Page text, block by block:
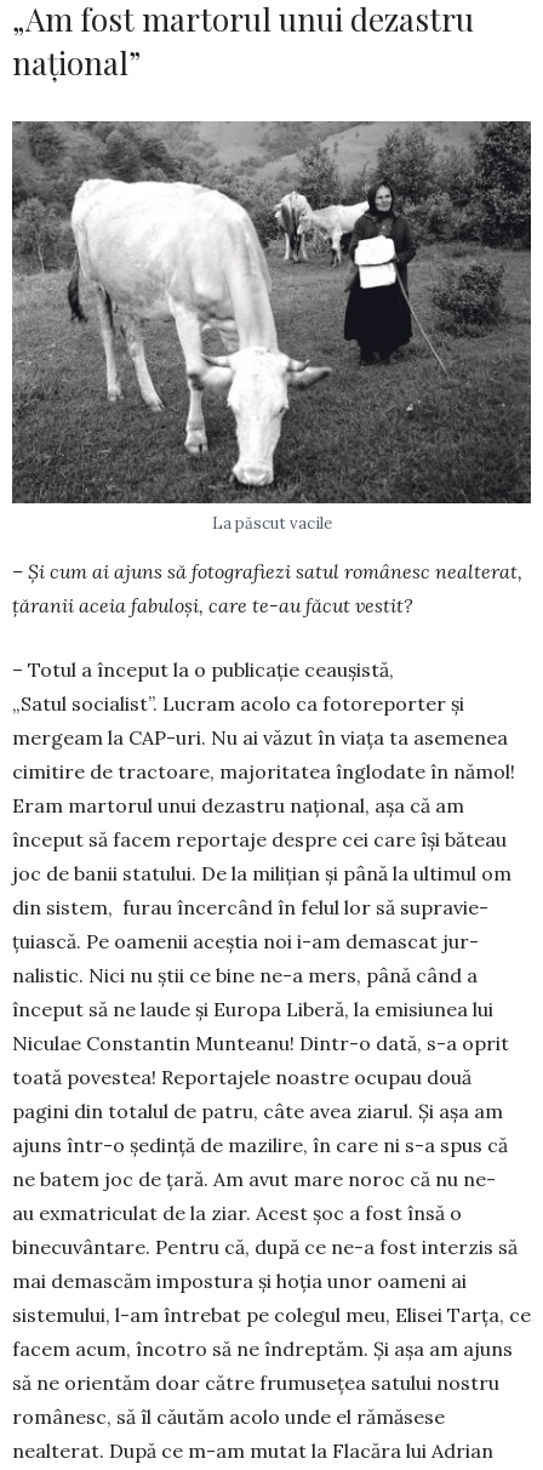
„Am fost martorul unui dezastru
național”
La păscut vacile
– Și cum ai ajuns să fotografiezi satul românesc nealterat,
țăranii aceia fabu­loși, care te-au făcut vestit?
– Totul a început la o publicație ceau­șistă,
„Satul socialist”. Lucram acolo ca fotoreporter și
mergeam la CAP-uri. Nu ai văzut în viața ta aseme­nea
cimitire de tractoare, majoritatea înglo­date în nămol!
Eram martorul unui dezastru național, așa că am
început să facem reportaje despre cei care își băteau
joc de banii statului. De la milițian și până la ultimul om
din sistem, furau încercând în felul lor să supravie­
țuiască. Pe oamenii aceștia noi i-am demascat jur­
nalistic. Nici nu știi ce bine ne-a mers, până când a
început să ne laude și Europa Liberă, la emisiunea lui
Niculae Constantin Munteanu! Dintr-o dată, s-a oprit
toată povestea! Reportajele noastre ocupau două
pagini din totalul de patru, câte avea ziarul. Și așa am
ajuns într-o ședință de mazilire, în care ni s-a spus că
ne batem joc de țară. Am avut mare noroc că nu ne-
au exmatriculat de la ziar. Acest șoc a fost însă o
binecuvântare. Pentru că, după ce ne-a fost interzis să
mai demascăm impostura și hoția unor oameni ai
sistemului, l-am întrebat pe colegul meu, Elisei Tarța, ce
facem acum, încotro să ne în­dreptăm. Și așa am ajuns
să ne orientăm doar către frumusețea satului nostru
românesc, să îl căutăm acolo unde el rămăsese
nealterat. După ce m-am mutat la Flacăra lui Adrian